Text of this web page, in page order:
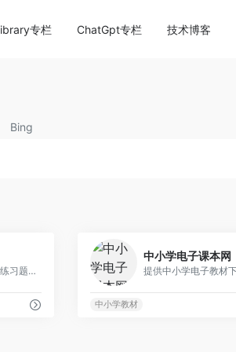
wp-optimization.phpon line113
专栏 ChatGpt专栏 技术博客
Bing
在线免费中小学练习题，试卷
中小学电子课本网
中小学教材